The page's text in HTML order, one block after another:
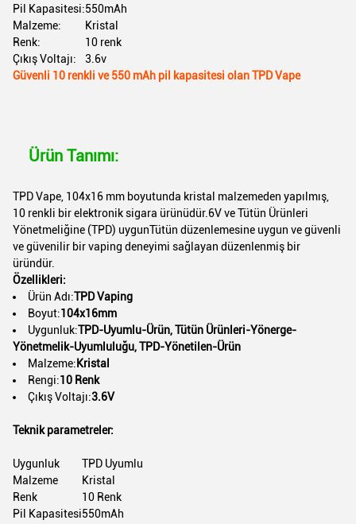
Pil Kapasitesi:550mAh
Malzeme:
Kristal
Renk:
10 renk
Çıkış Voltajı:
3.6v
Güvenli 10 renkli ve 550 mAh pil kapasitesi olan TPD Vape
Ürün Tanımı:
TPD Vape, 104x16 mm boyutunda kristal malzemeden yapılmış,
10 renkli bir elektronik sigara ürünüdür.6V ve Tütün Ürünleri
Yönetmeliğine (TPD) uygunTütün düzenlemesine uygun ve güvenli
ve güvenilir bir vaping deneyimi sağlayan düzenlenmiş bir
üründür.
Özellikleri:
Ürün Adı:TPD Vaping
Boyut:104x16mm
Uygunluk:TPD-Uyumlu-Ürün, Tütün Ürünleri-Yönerge-
Yönetmelik-Uyumluluğu, TPD-Yönetilen-Ürün
Malzeme: Kristal
Rengi:10 Renk
Çıkış Voltajı:3.6V
Teknik parametreler:
Uygunluk
TPD Uyumlu
Malzeme
Kristal
Renk
10 Renk
Pil Kapasitesi550mAh